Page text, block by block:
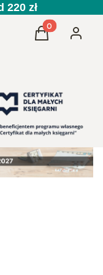
220 zł
Produkty w
Koszyk